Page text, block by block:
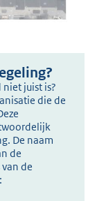
juist is?
die de
De naam
de
de